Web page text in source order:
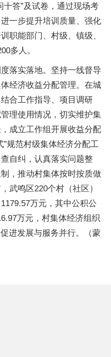
十答”及试卷，通过现场考
一步提升培训质量、强化
职能部门、村级、镇级、
多人。
落实落地。坚持一线督导
经济收益分配管理。在城
合工作指导、项目调研
理使用情况，切实维护集
成立工作组开展收益分配
规范村级集体经济分配工
自纠，认真落实问题整
，推动村集体按时按质做
武鸣区220个村（社区）
万元，其中公积公
万元，村集体经济组织
进发展与服务并行。（蒙